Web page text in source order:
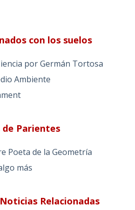
con los suelos
por Germán Tortosa
Ambiente
de Parientes
Poeta de la Geometría
más
Relacionadas